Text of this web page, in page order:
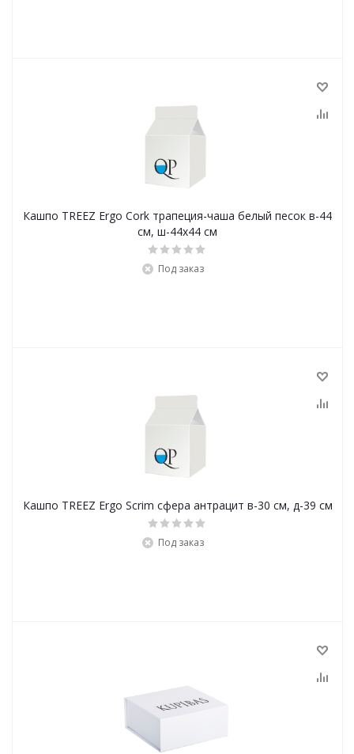
Кашпо TREEZ Ergo Cork трапеция-чаша белый песок в-44
см, ш-44х44 см
Под заказ
Кашпо TREEZ Ergo Scrim сфера антрацит в-30 см, д-39 см
Под заказ